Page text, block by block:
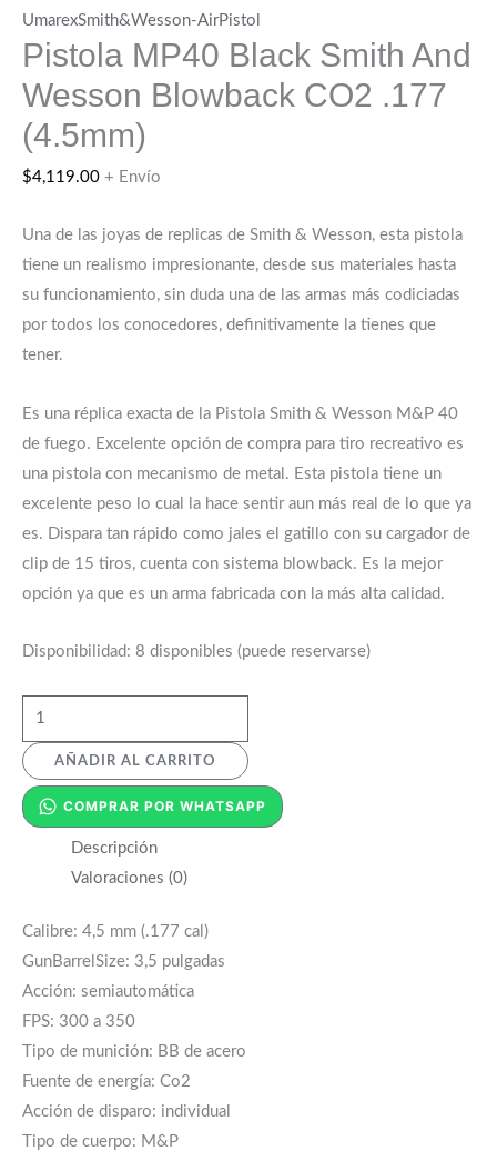
UmarexSmith&Wesson-AirPistol
Pistola MP40 Black Smith And
Wesson Blowback CO2 .177
(4.5mm)
$4,119.00 + Envío
Una de las joyas de replicas de Smith & Wesson, esta pistola
tiene un realismo impresionante, desde sus materiales hasta
su funcionamiento, sin duda una de las armas más codiciadas
por todos los conocedores, definitivamente la tienes que
tener.
Es una réplica exacta de la Pistola Smith & Wesson M&P 40
de fuego. Excelente opción de compra para tiro recreativo es
una pistola con mecanismo de metal. Esta pistola tiene un
excelente peso lo cual la hace sentir aun más real de lo que ya
es. Dispara tan rápido como jales el gatillo con su cargador de
clip de 15 tiros, cuenta con sistema blowback. Es la mejor
opción ya que es un arma fabricada con la más alta calidad.
Disponibilidad: 8 disponibles (puede reservarse)
AÑADIR AL CARRITO
COMPRAR POR WHATSAPP
Descripción
Valoraciones (0)
Calibre: 4,5 mm (.177 cal)
GunBarrelSize: 3,5 pulgadas
Acción: semiautomática
FPS: 300 a 350
Tipo de munición: BB de acero
Fuente de energía: Co2
Acción de disparo: individual
Tipo de cuerpo: M&P